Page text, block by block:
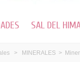
SAL DEL
> MINERALES >